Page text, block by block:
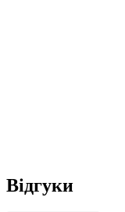
Відгуки